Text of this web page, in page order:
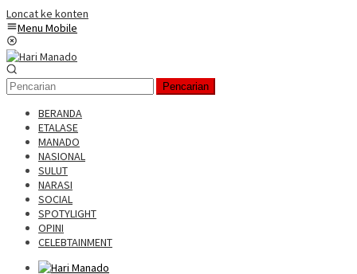
Loncat ke konten
Menu Mobile
Pencarian
BERANDA
ETALASE
MANADO
NASIONAL
SULUT
NARASI
SOCIAL
SPOTYLIGHT
OPINI
CELEBTAINMENT